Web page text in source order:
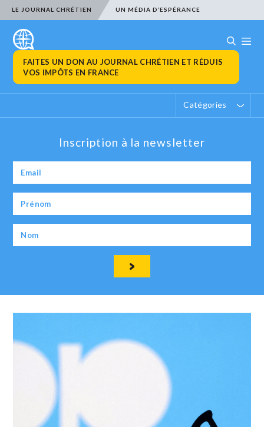
LE JOURNAL CHRÉTIEN UN MÉDIA D’ESPÉRANCE
FAITES UN DON AU JOURNAL CHRÉTIEN ET RÉDUIS
VOS IMPÔTS EN FRANCE
Catégories
Inscription à la newsletter